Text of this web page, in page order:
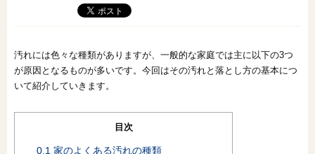
イベント・モデルハウス
建築実例
販売中の物件
汚れには色々な種類がありますが、一般的な家庭では主に以下の3つ
が原因となるものが多いです。今回はその汚れと落とし方の基本につ
いて紹介していきます。
目次
0.1 家のよくある汚れの種類